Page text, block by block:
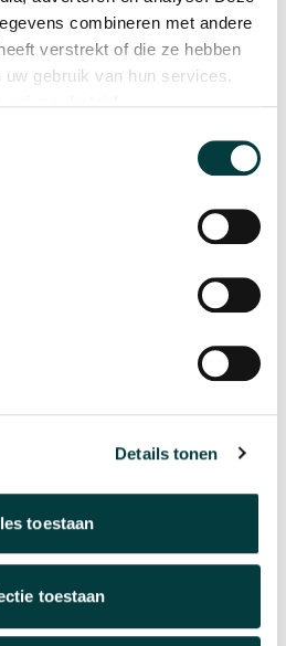
combineren met andere
verstrekt of die ze hebben
gebruik van hun services.
Details tonen
toestaan
toestaan
Big Crown Pointer Date